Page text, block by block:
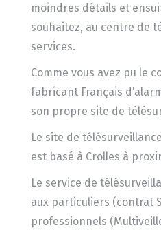
moindres détails et
souhaitez, au centre de
services.
Comme vous avez pu le
fabricant Français
son propre site de
Le site de
est basé à Crolles à
Le service de
aux particuliers (contrat
professionnels